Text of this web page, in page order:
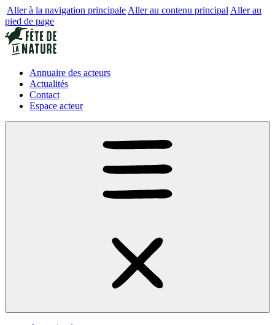
Aller à la navigation principale Aller au contenu principal Aller au
pied de page
Annuaire des acteurs
Actualités
Contact
Espace acteur